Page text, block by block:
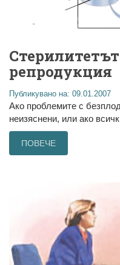
репродукция
Публикувано на: 09.01.2007
Ако проблемите с
неизяснени, или ако
ПОВЕЧЕ